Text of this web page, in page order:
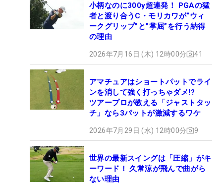
小柄なのに300y超連発！ PGAの猛
者と渡り合うC・モリカワが“ウィ
ークグリップ”と”掌屈”を行う納得
の理由
2026年7月16日 (木) 12時00分 41
アマチュアはショートパットでライ
ンを消して強く打っちゃダメ!?
ツアープロが教える「ジャストタッ
チ」なら3パットが激減するワケ
2026年7月29日 (水) 12時00分 9
世界の最新スイングは「圧縮」がキ
ーワード！ 久常涼が飛んで曲がら
ない理由